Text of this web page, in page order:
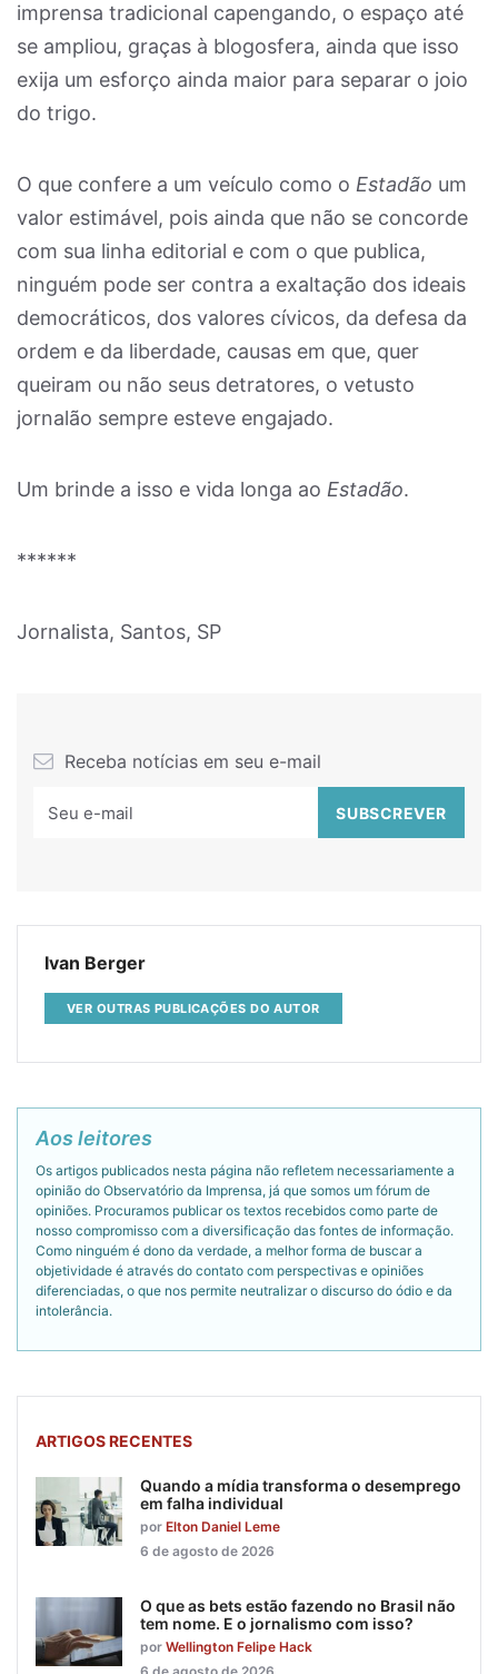
imprensa tradicional capengando, o espaço até
se ampliou, graças à blogosfera, ainda que isso
exija um esforço ainda maior para separar o joio
do trigo.
O que confere a um veículo como o Estadão um
valor estimável, pois ainda que não se concorde
com sua linha editorial e com o que publica,
ninguém pode ser contra a exaltação dos ideais
democráticos, dos valores cívicos, da defesa da
ordem e da liberdade, causas em que, quer
queiram ou não seus detratores, o vetusto
jornalão sempre esteve engajado.
Um brinde a isso e vida longa ao Estadão.
******
Jornalista, Santos, SP
Receba notícias em seu e-mail
Ivan Berger
VER OUTRAS PUBLICAÇÕES DO AUTOR
Aos leitores
Os artigos publicados nesta página não refletem necessariamente a
opinião do Observatório da Imprensa, já que somos um fórum de
opiniões. Procuramos publicar os textos recebidos como parte de
nosso compromisso com a diversificação das fontes de informação.
Como ninguém é dono da verdade, a melhor forma de buscar a
objetividade é através do contato com perspectivas e opiniões
diferenciadas, o que nos permite neutralizar o discurso do ódio e da
intolerância.
ARTIGOS RECENTES
Quando a mídia transforma o desemprego
em falha individual
por Elton Daniel Leme
6 de agosto de 2026
O que as bets estão fazendo no Brasil não
tem nome. E o jornalismo com isso?
por Wellington Felipe Hack